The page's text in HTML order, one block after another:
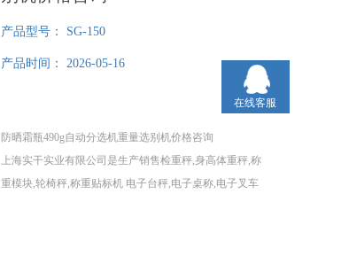
产品型号： SG-150
产品时间： 2026-05-16
防晒霜瓶490g自动分选机重量选别机价格咨询
上海实干实业有限公司是生产销售检重秤,身高体重秤,称
重模块,轮椅秤,称重贴标机 电子台秤,电子桌称,电子叉车
在线客服